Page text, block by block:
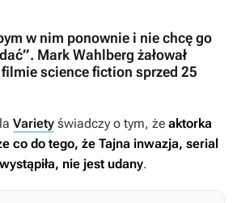
w nim ponownie i nie chcę go
Mark Wahlberg żałował
filmie science fiction sprzed 25
Variety świadczy o tym, że aktorka
co do tego, że Tajna inwazja, serial
nie jest udany.